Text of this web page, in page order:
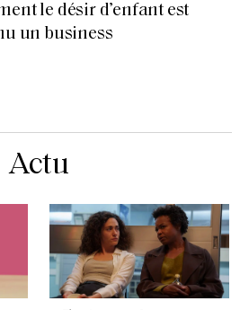
le désir d’enfant est
un business
Actu